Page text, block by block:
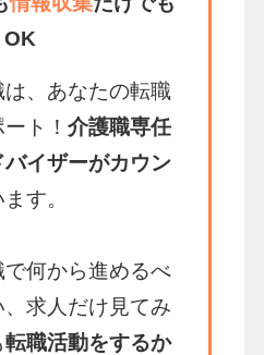
OK
、あなたの転職
ト！ 介護職専任
イザーがカウン
す。
何から進めるべ
求人だけ見てみ
転職活動をするか